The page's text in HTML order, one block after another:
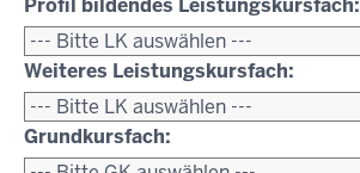
Profil bildendes Leistungskursfach:
Weiteres Leistungskursfach:
Grundkursfach: